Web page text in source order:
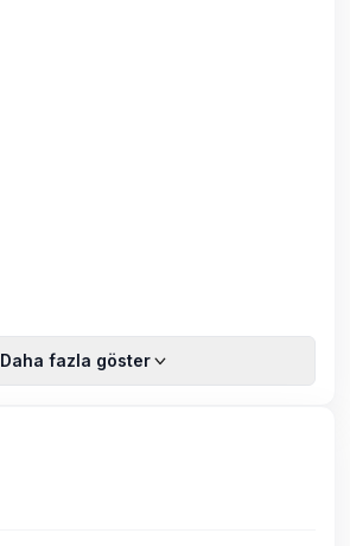
Daha fazla göster